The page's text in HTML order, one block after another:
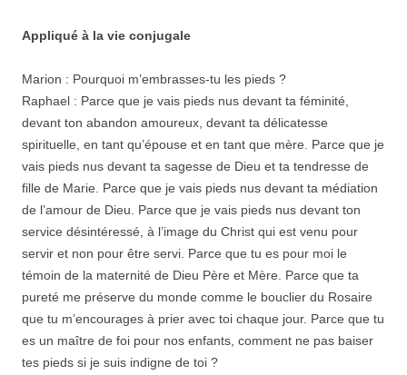
Appliqué à la vie conjugale
Marion : Pourquoi m’embrasses-tu les pieds ?
Raphael : Parce que je vais pieds nus devant ta féminité,
devant ton abandon amoureux, devant ta délicatesse
spirituelle, en tant qu’épouse et en tant que mère. Parce que je
vais pieds nus devant ta sagesse de Dieu et ta tendresse de
fille de Marie. Parce que je vais pieds nus devant ta médiation
de l’amour de Dieu. Parce que je vais pieds nus devant ton
service désintéressé, à l’image du Christ qui est venu pour
servir et non pour être servi. Parce que tu es pour moi le
témoin de la maternité de Dieu Père et Mère. Parce que ta
pureté me préserve du monde comme le bouclier du Rosaire
que tu m’encourages à prier avec toi chaque jour. Parce que tu
es un maître de foi pour nos enfants, comment ne pas baiser
tes pieds si je suis indigne de toi ?